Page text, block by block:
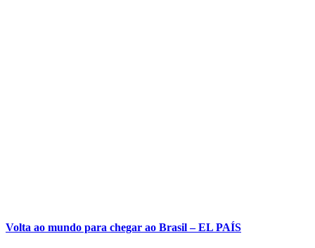
Volta ao mundo para chegar ao Brasil – EL PAÍS